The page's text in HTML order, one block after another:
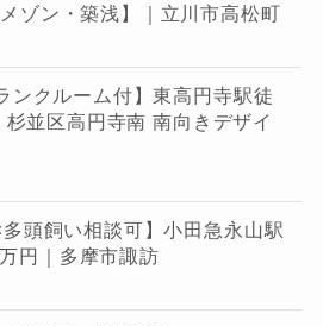
ゾン・築浅】｜立川市高松町
ンクルーム付】東高円寺駅徒
並区高円寺南 南向きデザイ
多頭飼い相談可】小田急永山駅
円｜多摩市諏訪